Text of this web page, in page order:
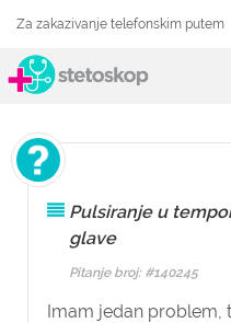
Za zakazivanje telefonskim putem
Pulsiranje u
glave
Pitanje broj: #140245
Imam jedan problem,